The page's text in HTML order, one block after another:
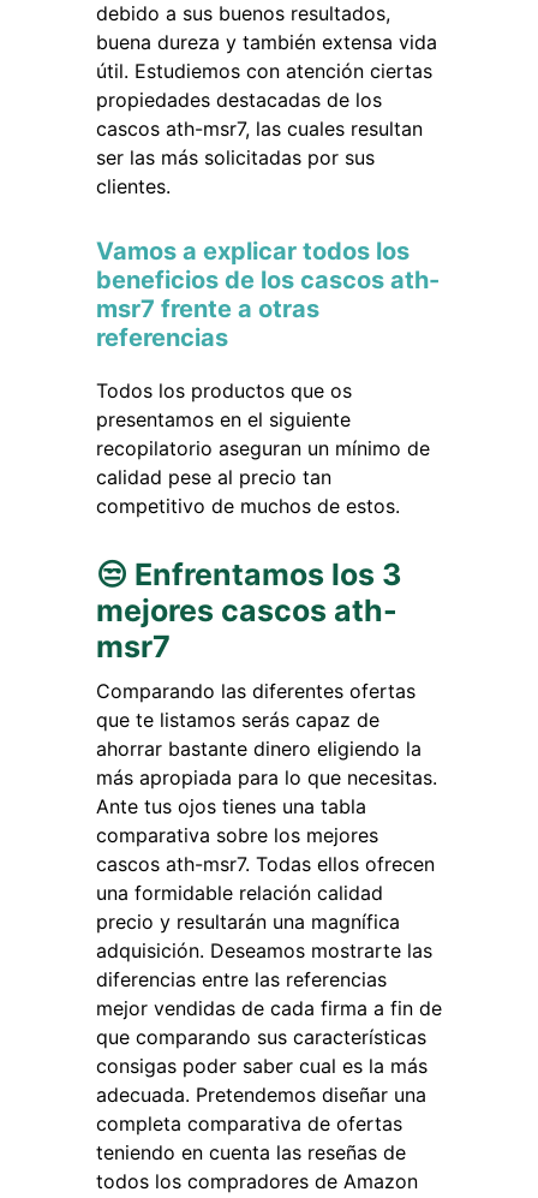
debido a sus buenos resultados,
buena dureza y también extensa vida
útil. Estudiemos con atención ciertas
propiedades destacadas de los
cascos ath-msr7, las cuales resultan
ser las más solicitadas por sus
clientes.
Vamos a explicar todos los
beneficios de los cascos ath-
msr7 frente a otras
referencias
Todos los productos que os
presentamos en el siguiente
recopilatorio aseguran un mínimo de
calidad pese al precio tan
competitivo de muchos de estos.
😒 Enfrentamos los 3
mejores cascos ath-
msr7
Comparando las diferentes ofertas
que te listamos serás capaz de
ahorrar bastante dinero eligiendo la
más apropiada para lo que necesitas.
Ante tus ojos tienes una tabla
comparativa sobre los mejores
cascos ath-msr7. Todas ellos ofrecen
una formidable relación calidad
precio y resultarán una magnífica
adquisición. Deseamos mostrarte las
diferencias entre las referencias
mejor vendidas de cada firma a fin de
que comparando sus características
consigas poder saber cual es la más
adecuada. Pretendemos diseñar una
completa comparativa de ofertas
teniendo en cuenta las reseñas de
todos los compradores de Amazon